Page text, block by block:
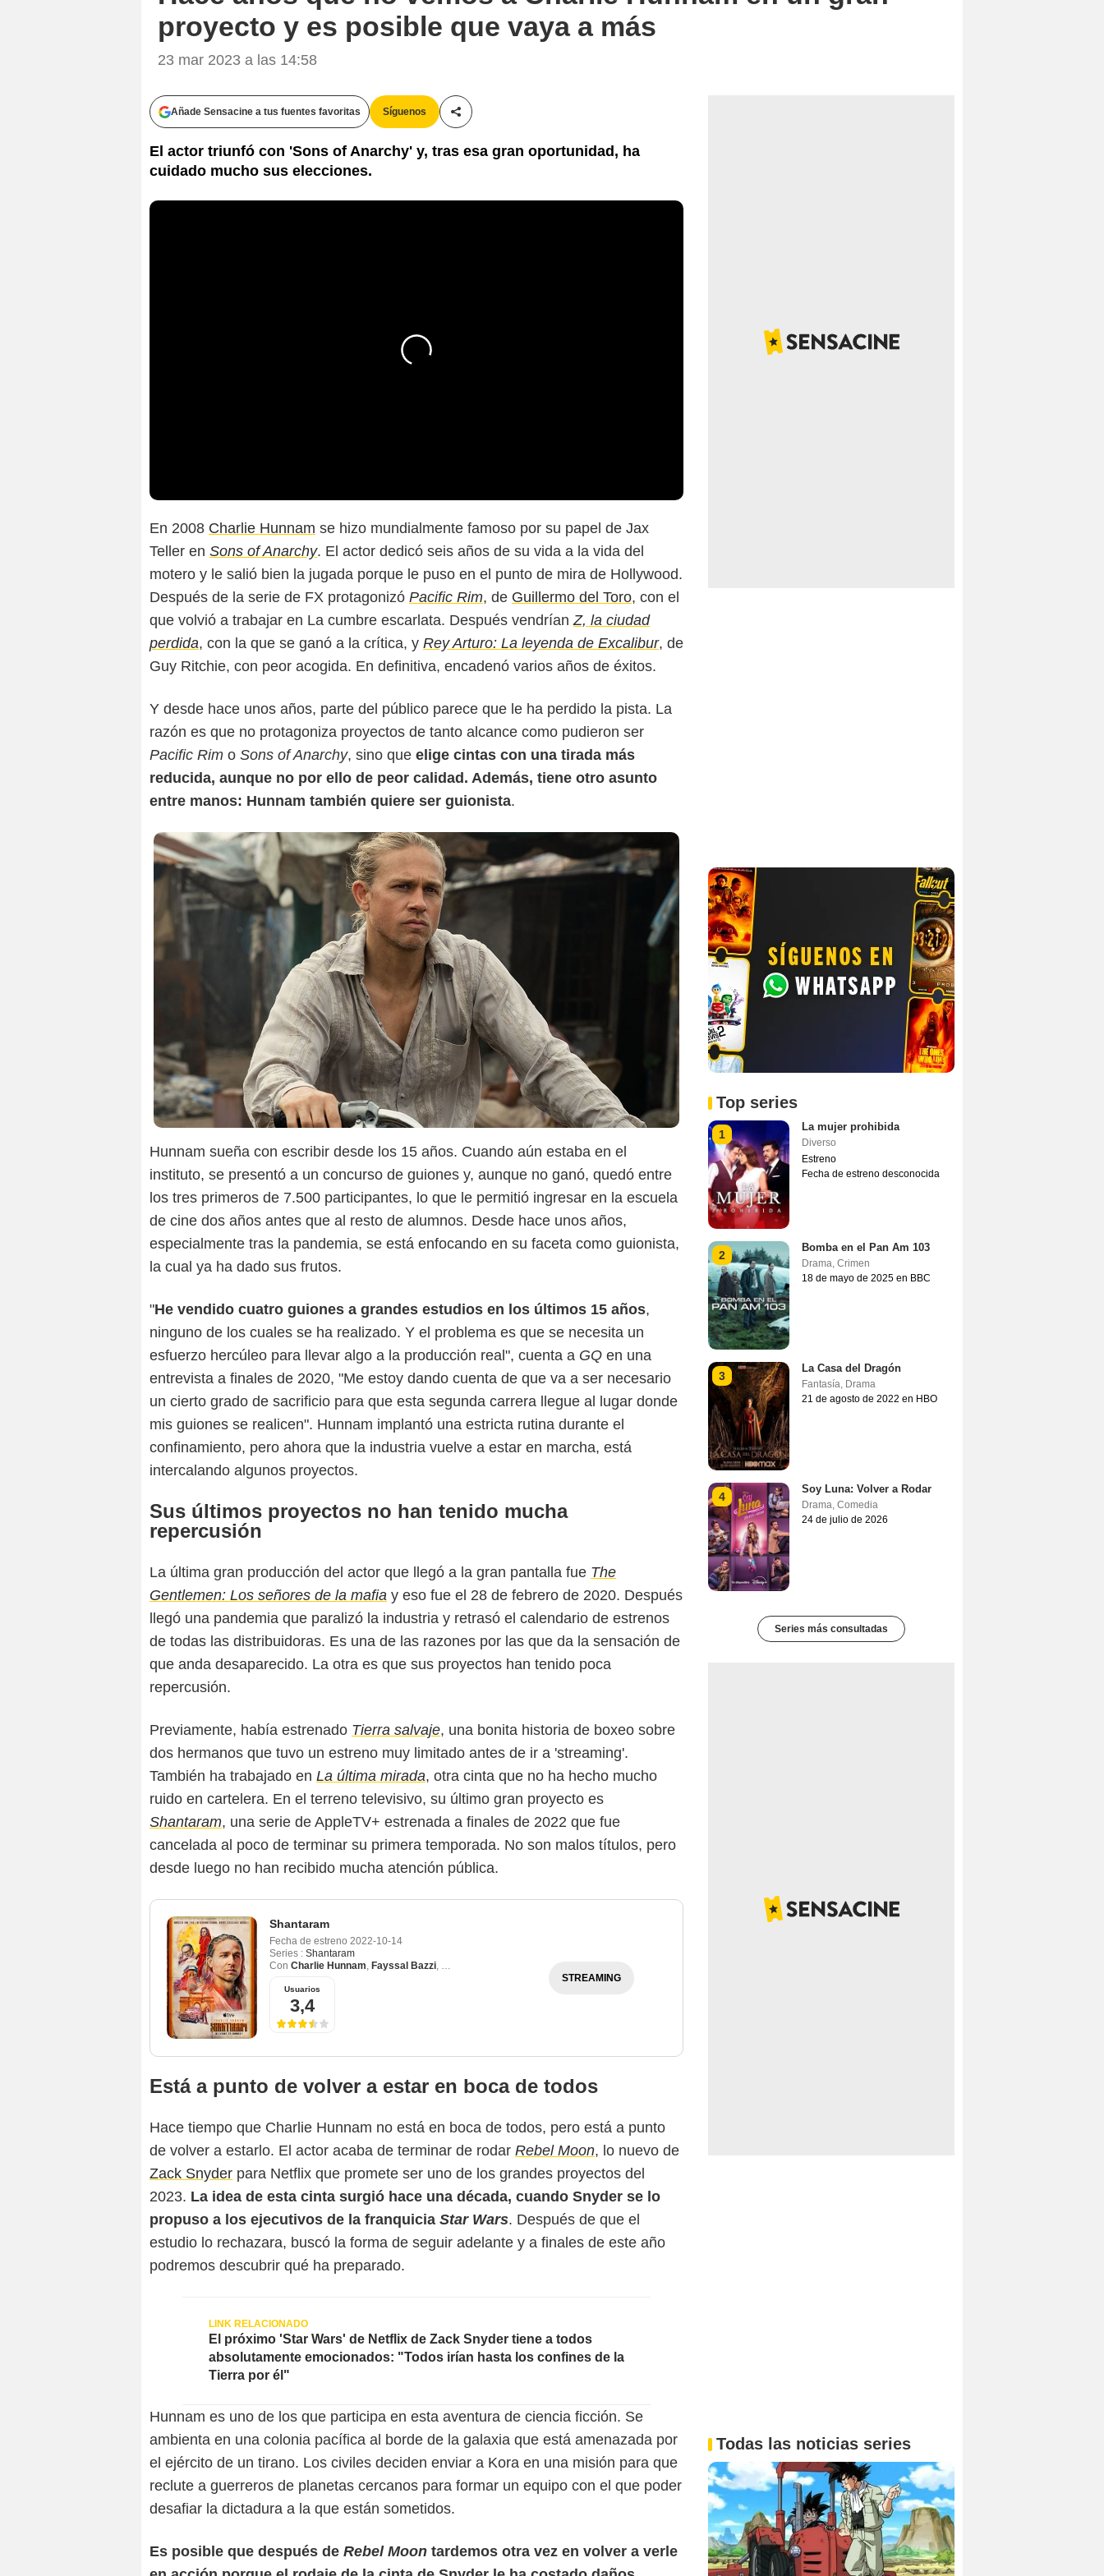
proyecto y es posible que vaya a más
23 mar 2023 a las 14:58
Añade Sensacine a tus fuentes favoritas Síguenos
Compartir esta noticia
El actor triunfó con 'Sons of Anarchy' y, tras esa gran oportunidad, ha
cuidado mucho sus elecciones.
En 2008 Charlie Hunnam se hizo mundialmente famoso por su papel de Jax
Teller en Sons of Anarchy. El actor dedicó seis años de su vida a la vida del
motero y le salió bien la jugada porque le puso en el punto de mira de Hollywood.
Después de la serie de FX protagonizó Pacific Rim, de Guillermo del Toro, con el
que volvió a trabajar en La cumbre escarlata. Después vendríanZ, la ciudad
perdida, con la que se ganó a la crítica, y Rey Arturo: La leyenda de Excalibur, de
Guy Ritchie, con peor acogida. En definitiva, encadenó varios años de éxitos.
Y desde hace unos años, parte del público parece que le ha perdido la pista. La
razón es que no protagoniza proyectos de tanto alcance como pudieron ser
Pacific Rim o Sons of Anarchy, sino que elige cintas con una tirada más
reducida, aunque no por ello de peor calidad. Además, tiene otro asunto
entre manos: Hunnam también quiere ser guionista.
AppleTV+
Hunnam sueña con escribir desde los 15 años. Cuando aún estaba en el
instituto, se presentó a un concurso de guiones y, aunque no ganó, quedó entre
los tres primeros de 7.500 participantes, lo que le permitió ingresar en la escuela
de cine dos años antes que al resto de alumnos. Desde hace unos años,
especialmente tras la pandemia, se está enfocando en su faceta como guionista,
la cual ya ha dado sus frutos.
"He vendido cuatro guiones a grandes estudios en los últimos 15 años,
ninguno de los cuales se ha realizado. Y el problema es que se necesita un
esfuerzo hercúleo para llevar algo a la producción real", cuenta a GQ en una
entrevista a finales de 2020, "Me estoy dando cuenta de que va a ser necesario
un cierto grado de sacrificio para que esta segunda carrera llegue al lugar donde
mis guiones se realicen". Hunnam implantó una estricta rutina durante el
confinamiento, pero ahora que la industria vuelve a estar en marcha, está
intercalando algunos proyectos.
Sus últimos proyectos no han tenido mucha
repercusión
La última gran producción del actor que llegó a la gran pantalla fue The
Gentlemen: Los señores de la mafia y eso fue el 28 de febrero de 2020. Después
llegó una pandemia que paralizó la industria y retrasó el calendario de estrenos
de todas las distribuidoras. Es una de las razones por las que da la sensación de
que anda desaparecido. La otra es que sus proyectos han tenido poca
repercusión.
Previamente, había estrenado Tierra salvaje, una bonita historia de boxeo sobre
dos hermanos que tuvo un estreno muy limitado antes de ir a 'streaming'.
También ha trabajado en La última mirada, otra cinta que no ha hecho mucho
ruido en cartelera. En el terreno televisivo, su último gran proyecto es
Shantaram, una serie de AppleTV+ estrenada a finales de 2022 que fue
cancelada al poco de terminar su primera temporada. No son malos títulos, pero
desde luego no han recibido mucha atención pública.
Shantaram
Fecha de estreno 2022-10-14
Series : Shantaram
Con Charlie Hunnam, Fayssal Bazzi, Sujaya Dasgupta
Usuarios
3,4
STREAMING
Está a punto de volver a estar en boca de todos
Hace tiempo que Charlie Hunnam no está en boca de todos, pero está a punto
de volver a estarlo. El actor acaba de terminar de rodar Rebel Moon, lo nuevo de
Zack Snyder para Netflix que promete ser uno de los grandes proyectos del
2023. La idea de esta cinta surgió hace una década, cuando Snyder se lo
propuso a los ejecutivos de la franquicia Star Wars. Después de que el
estudio lo rechazara, buscó la forma de seguir adelante y a finales de este año
podremos descubrir qué ha preparado.
El próximo 'Star Wars' de Netflix de Zack Snyder tiene a todos
absolutamente emocionados: "Todos irían hasta los confines de la
Tierra por él"
Hunnam es uno de los que participa en esta aventura de ciencia ficción. Se
ambienta en una colonia pacífica al borde de la galaxia que está amenazada por
el ejército de un tirano. Los civiles deciden enviar a Kora en una misión para que
reclute a guerreros de planetas cercanos para formar un equipo con el que poder
desafiar la dictadura a la que están sometidos.
Es posible que después de Rebel Moon tardemos otra vez en volver a verle
Top series
1
La mujer prohibida
Diverso
Estreno
Fecha de estreno desconocida
2
Bomba en el Pan Am 103
Drama Crimen
18 de mayo de 2025 en BBC
3
La Casa del Dragón
Fantasía Drama
21 de agosto de 2022 en HBO
4
Soy Luna: Volver a Rodar
Drama Comedia
24 de julio de 2026
Series más consultadas
Todas las noticias series